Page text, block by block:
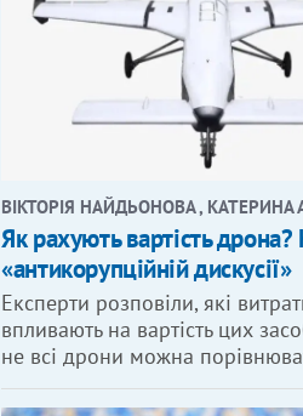
ВІКТОРІЯ НАЙДЬОНОВА , КАТЕРИНА
Як рахують вартість дрона?
«антикорупційній дискусії»
Експерти розповіли, які
впливають на вартість цих
не всі дрони можна